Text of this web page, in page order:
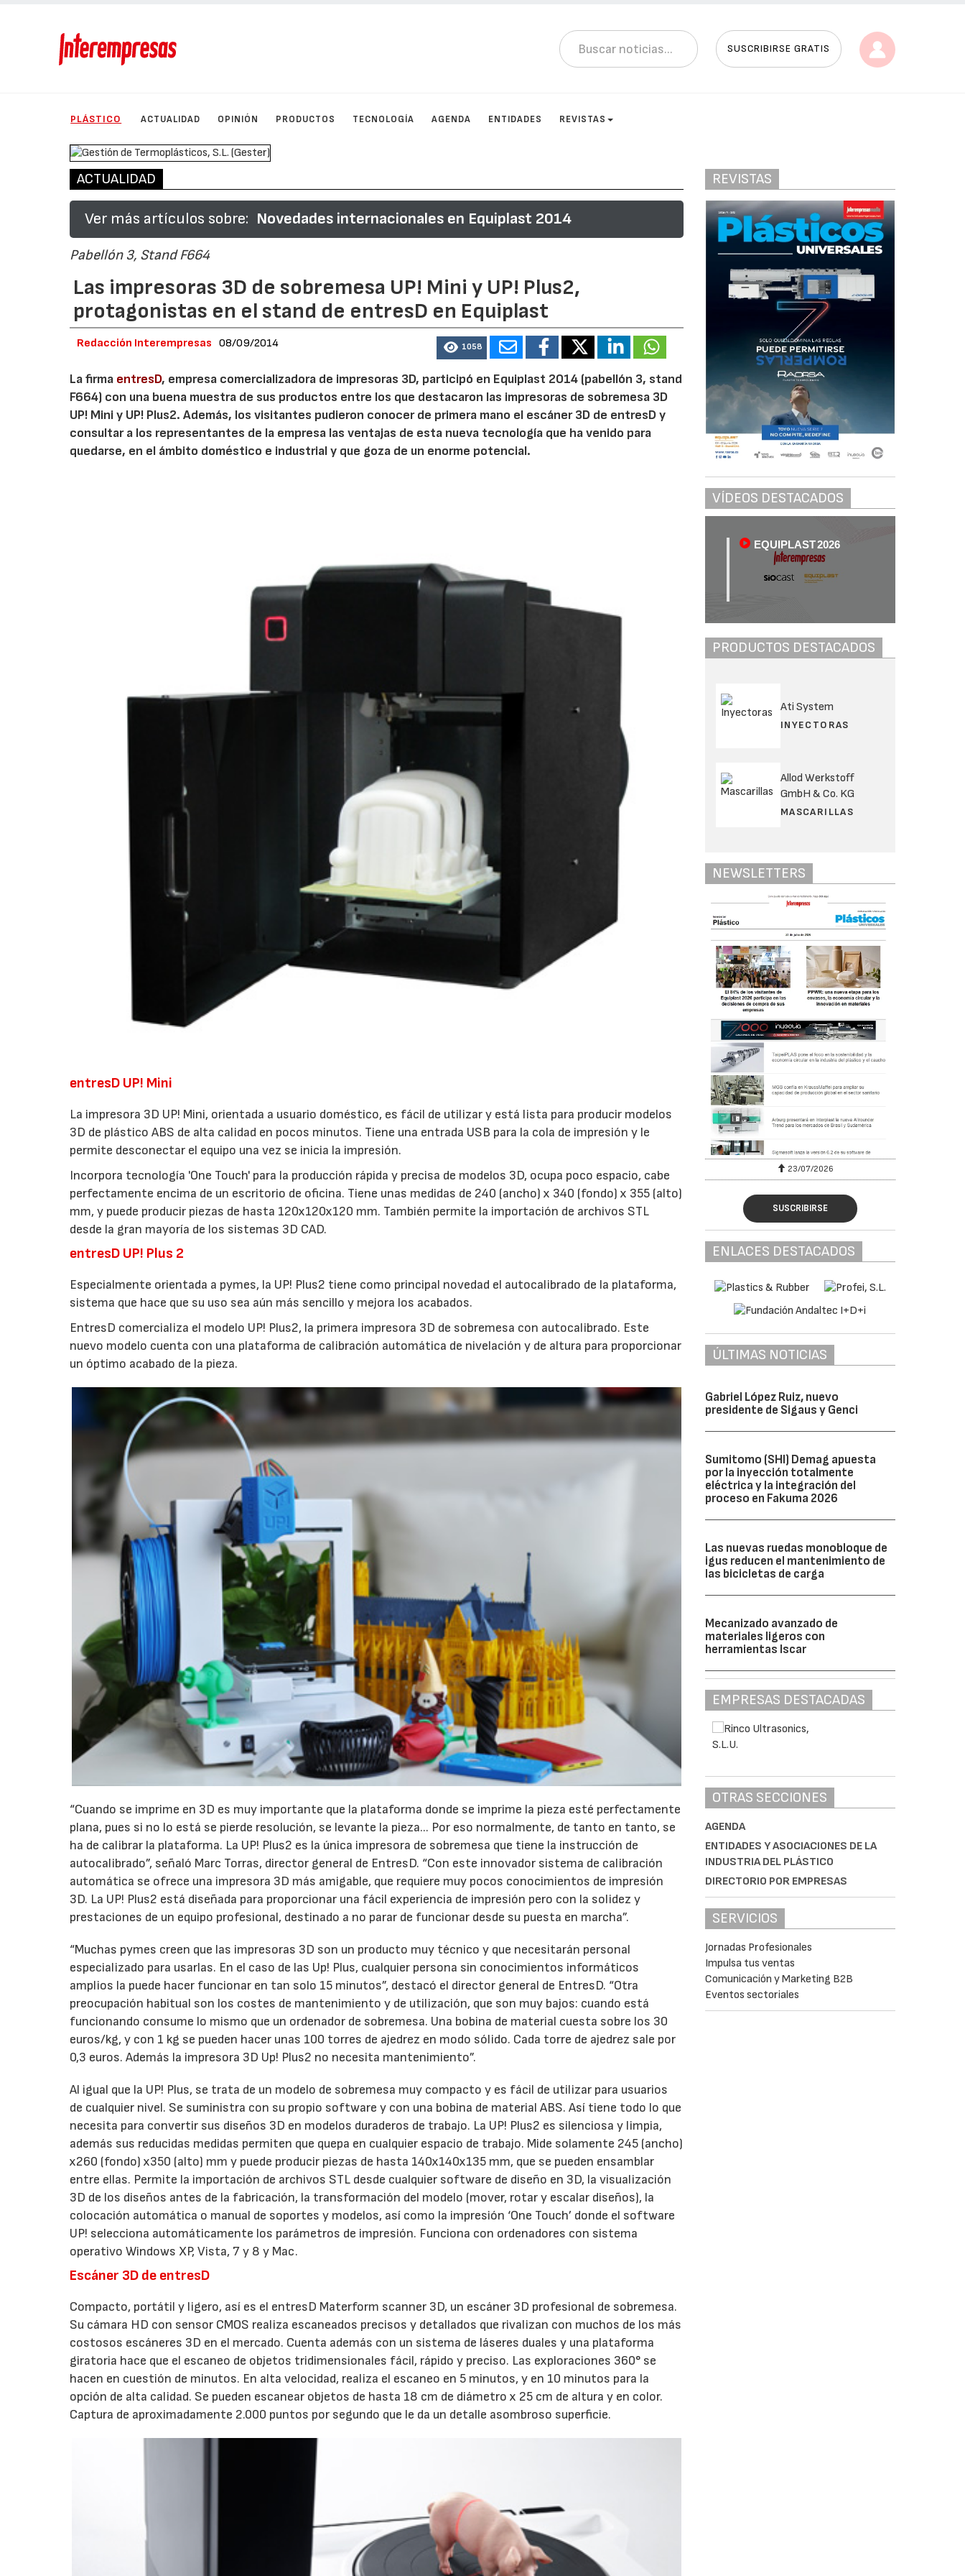
SUSCRIBIRSE GRATIS
PLÁSTICO ACTUALIDAD OPINIÓN PRODUCTOS TECNOLOGÍA AGENDA ENTIDADES REVISTAS
ACTUALIDAD
Ver más artículos sobre: Novedades internacionales en Equiplast 2014
Pabellón 3, Stand F664
Las impresoras 3D de sobremesa UP! Mini y UP! Plus2,
protagonistas en el stand de entresD en Equiplast
Redacción Interempresas 08/09/2014 1058
La firma entresD, empresa comercializadora de impresoras 3D, participó en Equiplast 2014 (pabellón 3, stand
F664) con una buena muestra de sus productos entre los que destacaron las impresoras de sobremesa 3D
UP! Mini y UP! Plus2. Además, los visitantes pudieron conocer de primera mano el escáner 3D de entresD y
consultar a los representantes de la empresa las ventajas de esta nueva tecnología que ha venido para
quedarse, en el ámbito doméstico e industrial y que goza de un enorme potencial.
entresD UP! Mini
La impresora 3D UP! Mini, orientada a usuario doméstico, es fácil de utilizar y está lista para producir modelos
3D de plástico ABS de alta calidad en pocos minutos. Tiene una entrada USB para la cola de impresión y le
permite desconectar el equipo una vez se inicia la impresión.
Incorpora tecnología 'One Touch' para la producción rápida y precisa de modelos 3D, ocupa poco espacio, cabe
perfectamente encima de un escritorio de oficina. Tiene unas medidas de 240 (ancho) x 340 (fondo) x 355 (alto)
mm, y puede producir piezas de hasta 120x120x120 mm. También permite la importación de archivos STL
desde la gran mayoría de los sistemas 3D CAD.
entresD UP! Plus 2
Especialmente orientada a pymes, la UP! Plus2 tiene como principal novedad el autocalibrado de la plataforma,
sistema que hace que su uso sea aún más sencillo y mejora los acabados.
EntresD comercializa el modelo UP! Plus2, la primera impresora 3D de sobremesa con autocalibrado. Este
nuevo modelo cuenta con una plataforma de calibración automática de nivelación y de altura para proporcionar
un óptimo acabado de la pieza.
“Cuando se imprime en 3D es muy importante que la plataforma donde se imprime la pieza esté perfectamente
plana, pues si no lo está se pierde resolución, se levante la pieza... Por eso normalmente, de tanto en tanto, se
ha de calibrar la plataforma. La UP! Plus2 es la única impresora de sobremesa que tiene la instrucción de
autocalibrado”, señaló Marc Torras, director general de EntresD. “Con este innovador sistema de calibración
automática se ofrece una impresora 3D más amigable, que requiere muy pocos conocimientos de impresión
3D. La UP! Plus2 está diseñada para proporcionar una fácil experiencia de impresión pero con la solidez y
prestaciones de un equipo profesional, destinado a no parar de funcionar desde su puesta en marcha”.
“Muchas pymes creen que las impresoras 3D son un producto muy técnico y que necesitarán personal
especializado para usarlas. En el caso de las Up! Plus, cualquier persona sin conocimientos informáticos
amplios la puede hacer funcionar en tan solo 15 minutos”, destacó el director general de EntresD. “Otra
preocupación habitual son los costes de mantenimiento y de utilización, que son muy bajos: cuando está
funcionando consume lo mismo que un ordenador de sobremesa. Una bobina de material cuesta sobre los 30
euros/kg, y con 1 kg se pueden hacer unas 100 torres de ajedrez en modo sólido. Cada torre de ajedrez sale por
0,3 euros. Además la impresora 3D Up! Plus2 no necesita mantenimiento”.
Al igual que la UP! Plus, se trata de un modelo de sobremesa muy compacto y es fácil de utilizar para usuarios
de cualquier nivel. Se suministra con su propio software y con una bobina de material ABS. Así tiene todo lo que
necesita para convertir sus diseños 3D en modelos duraderos de trabajo. La UP! Plus2 es silenciosa y limpia,
además sus reducidas medidas permiten que quepa en cualquier espacio de trabajo. Mide solamente 245 (ancho)
x260 (fondo) x350 (alto) mm y puede producir piezas de hasta 140x140x135 mm, que se pueden ensamblar
entre ellas. Permite la importación de archivos STL desde cualquier software de diseño en 3D, la visualización
3D de los diseños antes de la fabricación, la transformación del modelo (mover, rotar y escalar diseños), la
colocación automática o manual de soportes y modelos, así como la impresión ‘One Touch’ donde el software
UP! selecciona automáticamente los parámetros de impresión. Funciona con ordenadores con sistema
operativo Windows XP, Vista, 7 y 8 y Mac.
Escáner 3D de entresD
Compacto, portátil y ligero, así es el entresD Materform scanner 3D, un escáner 3D profesional de sobremesa.
Su cámara HD con sensor CMOS realiza escaneados precisos y detallados que rivalizan con muchos de los más
costosos escáneres 3D en el mercado. Cuenta además con un sistema de láseres duales y una plataforma
giratoria hace que el escaneo de objetos tridimensionales fácil, rápido y preciso. Las exploraciones 360° se
hacen en cuestión de minutos. En alta velocidad, realiza el escaneo en 5 minutos, y en 10 minutos para la
opción de alta calidad. Se pueden escanear objetos de hasta 18 cm de diámetro x 25 cm de altura y en color.
Captura de aproximadamente 2.000 puntos por segundo que le da un detalle asombroso superficie.
REVISTAS
VÍDEOS DESTACADOS
EQUIPLAST 2026
PRODUCTOS DESTACADOS
Ati System
INYECTORAS
Allod Werkstoff
GmbH & Co. KG
MASCARILLAS
NEWSLETTERS
23/07/2026 30/07/2026 23/07/2026
SUSCRIBIRSE
ENLACES DESTACADOS
ÚLTIMAS NOTICIAS
Gabriel López Ruiz, nuevo
presidente de Sigaus y Genci
Sumitomo (SHI) Demag apuesta
por la inyección totalmente
eléctrica y la integración del
proceso en Fakuma 2026
Las nuevas ruedas monobloque de
igus reducen el mantenimiento de
las bicicletas de carga
Mecanizado avanzado de
materiales ligeros con
herramientas Iscar
EMPRESAS DESTACADAS
OTRAS SECCIONES
AGENDA
ENTIDADES Y ASOCIACIONES DE LA
INDUSTRIA DEL PLÁSTICO
DIRECTORIO POR EMPRESAS
SERVICIOS
Jornadas Profesionales
Impulsa tus ventas
Comunicación y Marketing B2B
Eventos sectoriales